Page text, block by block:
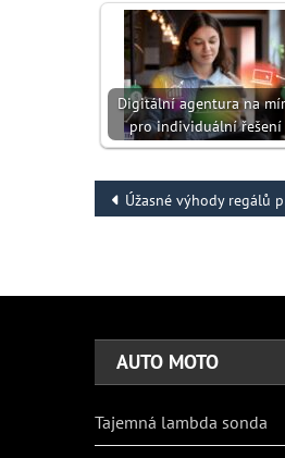
Digitální agentura na
pro individuální řešení
Navigace
příspěvek
Úžasné výhody regálů pro obývací pokoje
AUTO MOTO
Tajemná lambda sonda